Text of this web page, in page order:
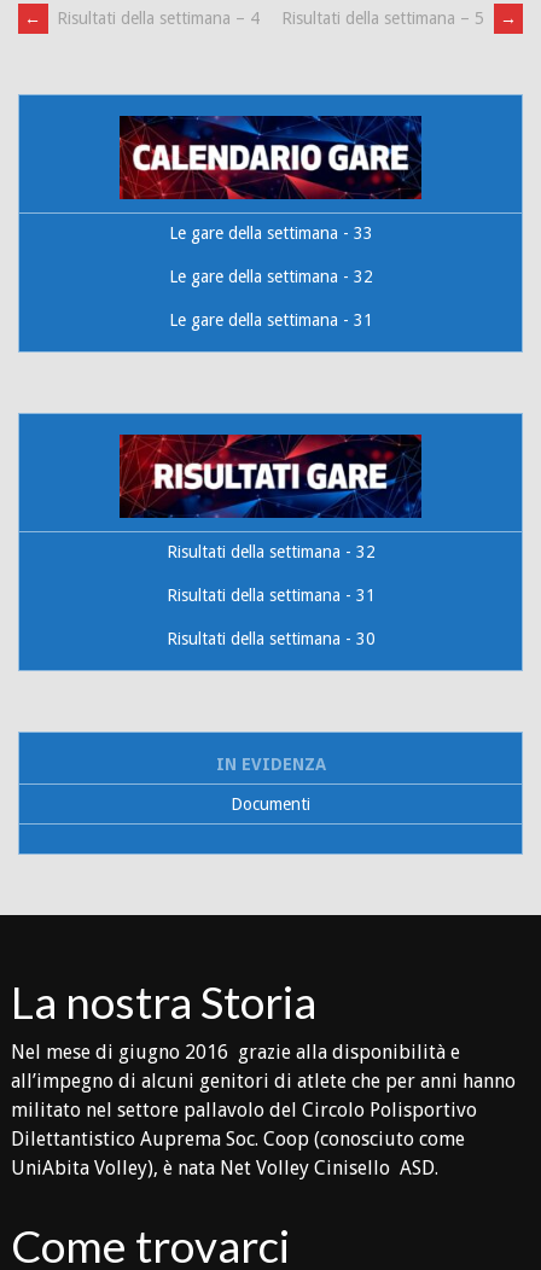
Post
navigation
← Risultati della settimana – 4 Risultati della settimana – 5 →
Le gare della settimana - 33
Le gare della settimana - 32
Le gare della settimana - 31
Risultati della settimana - 32
Risultati della settimana - 31
Risultati della settimana - 30
IN EVIDENZA
Documenti
La nostra Storia
Nel mese di giugno 2016 grazie alla disponibilità e
all’impegno di alcuni genitori di atlete che per anni hanno
militato nel settore pallavolo del Circolo Polisportivo
Dilettantistico Auprema Soc. Coop (conosciuto come
UniAbita Volley), è nata Net Volley Cinisello ASD.
Come trovarci